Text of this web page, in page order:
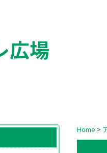
広場
Home >